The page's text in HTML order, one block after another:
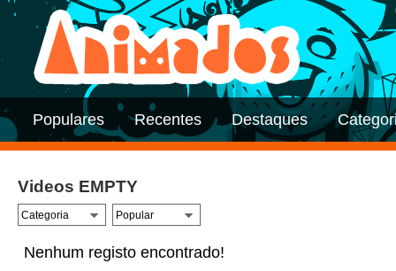
Populares Recentes Destaques
Videos EMPTY
Nenhum registo encontrado!